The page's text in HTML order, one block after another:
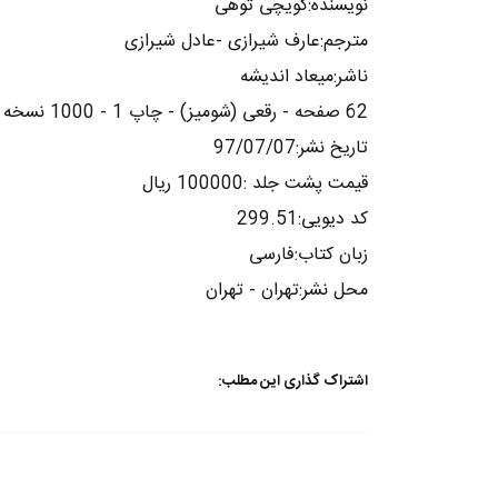
نویسنده:کویچی توهی
مترجم:عارف شیرازی -عادل شیرازی
ناشر:میعاد اندیشه
62 صفحه - رقعی (شومیز) - چاپ 1 - 1000 نسخه
تاریخ نشر:97/07/07
قیمت پشت جلد :100000 ریال
کد دیویی:299.51
زبان کتاب:فارسی
محل نشر:تهران - تهران
اشتراک گذاری این مطلب: